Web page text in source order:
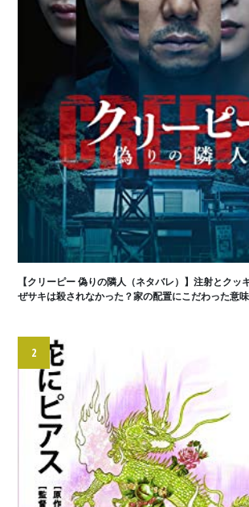
【クリーピー 偽りの隣人（ネタバレ）】注射とクッ
ぜサキは殺されなかった？家の配置にこだわった意
2